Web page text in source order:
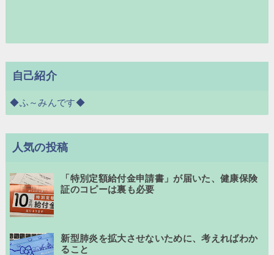
自己紹介
◆ふ～みんです◆
人気の投稿
「特別定額給付金申請書」が届いた、健康保険
証のコピーは裏も必要
新型肺炎を拡大させないために、考えればわか
ること